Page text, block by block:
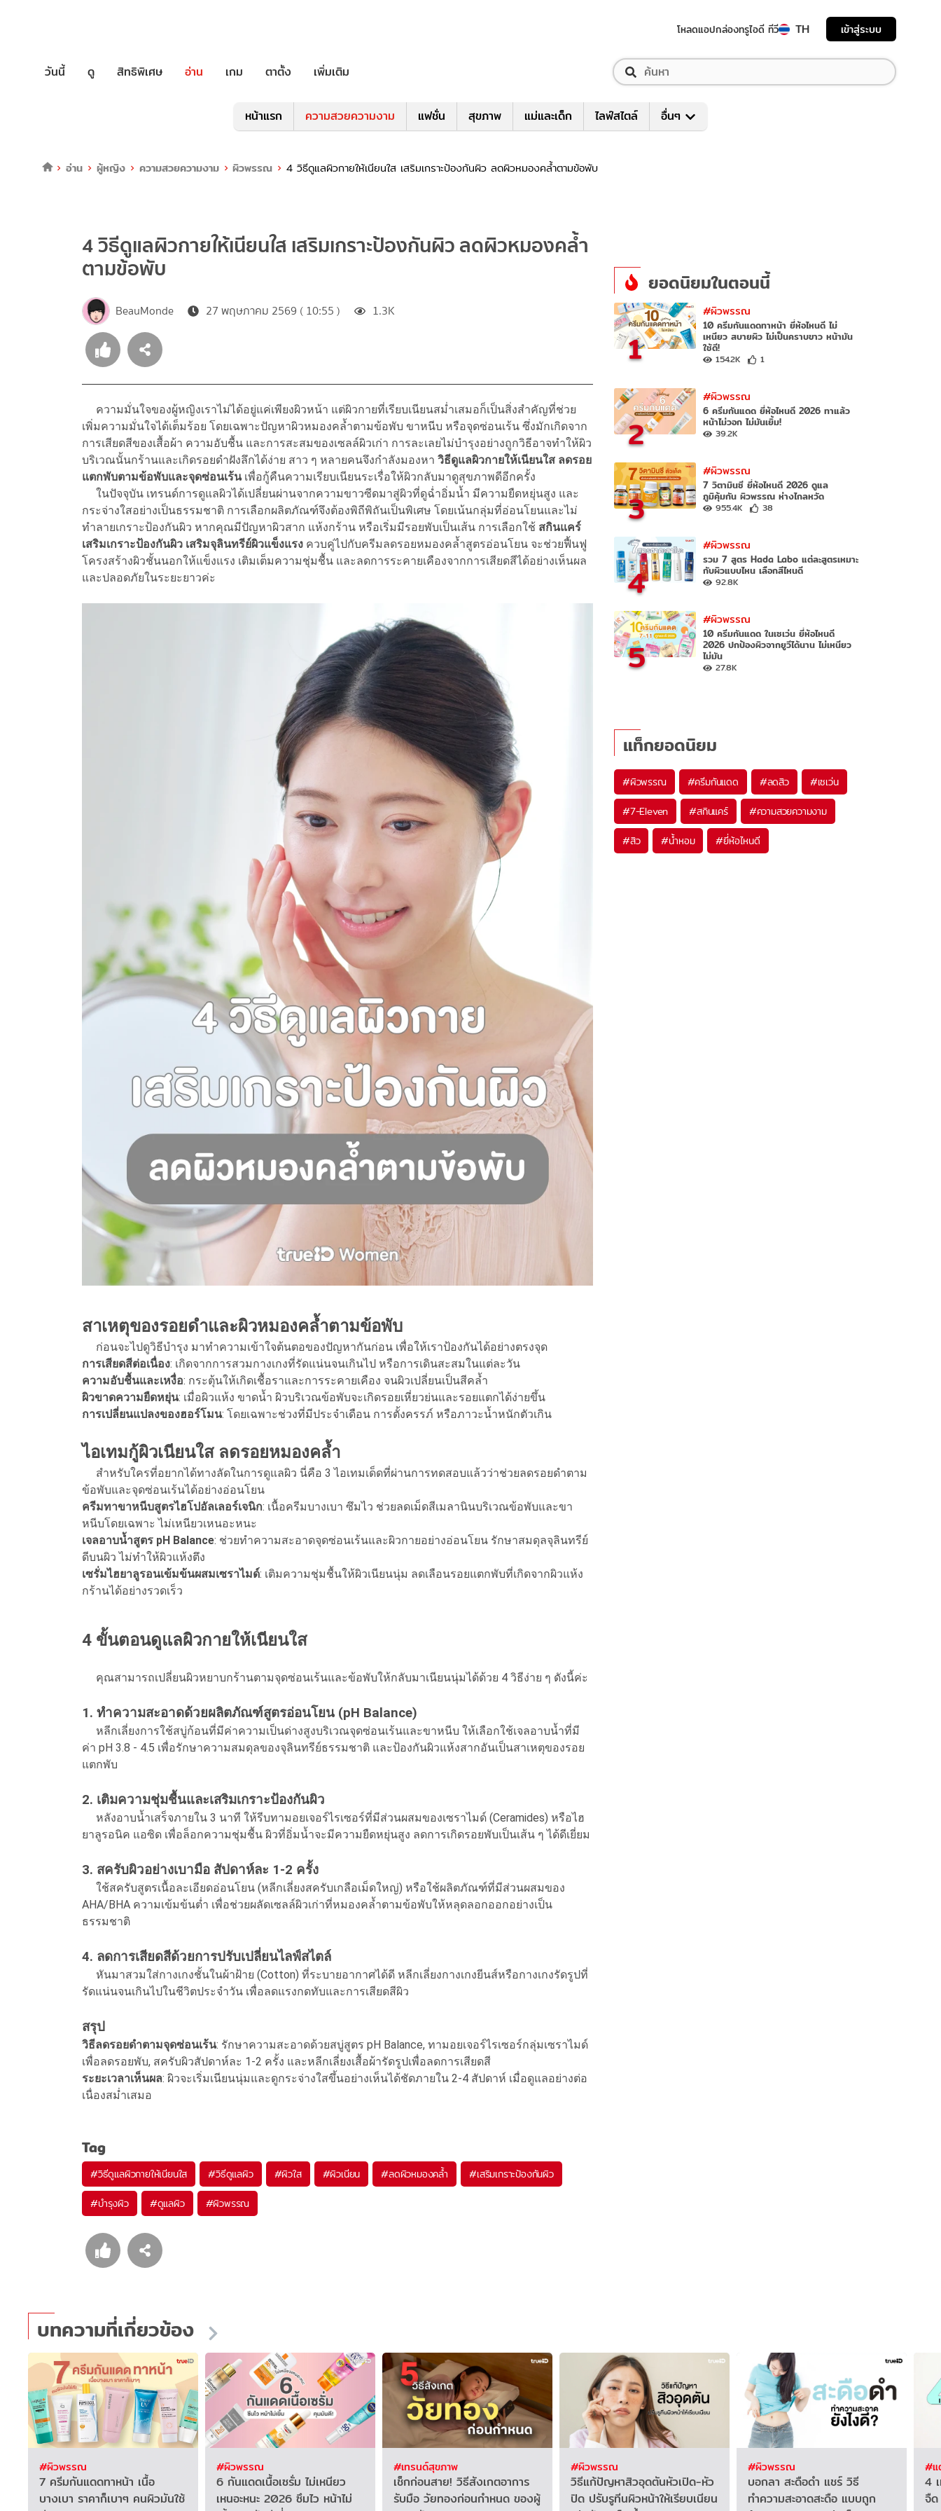
โหลดแอปกล่องทรูไอดี ทีวี TH เข้าสู่ระบบ
วันนี้ ดู สิทธิพิเศษ อ่าน เกม ตาตั้ง เพิ่มเติม
หน้าแรก ความสวยความงาม แฟชั่น สุขภาพ แม่และเด็ก ไลฟ์สไตล์ อื่นๆ
อ่าน ผู้หญิง ความสวยความงาม ผิวพรรณ 4 วิธีดูแลผิวกายให้เนียนใส เสริมเกราะป้องกันผิว ลดผิวหมองคล้ำตามข้อพับ
4 วิธีดูแลผิวกายให้เนียนใส เสริมเกราะป้องกันผิว ลดผิวหมองคล้ำ
ตามข้อพับ
BeauMonde 27 พฤษภาคม 2569 ( 10:55 ) 1.3K
ความมั่นใจของผู้หญิงเราไม่ได้อยู่แค่เพียงผิวหน้า แต่ผิวกายที่เรียบเนียนสม่ำเสมอก็เป็นสิ่งสำคัญที่ช่วย
เพิ่มความมั่นใจได้เต็มร้อย โดยเฉพาะปัญหาผิวหมองคล้ำตามข้อพับ ขาหนีบ หรือจุดซ่อนเร้น ซึ่งมักเกิดจาก
การเสียดสีของเสื้อผ้า ความอับชื้น และการสะสมของเซลล์ผิวเก่า การละเลยไม่บำรุงอย่างถูกวิธีอาจทำให้ผิว
บริเวณนั้นกร้านและเกิดรอยดำฝังลึกได้ง่าย สาว ๆ หลายคนจึงกำลังมองหา วิธีดูแลผิวกายให้เนียนใส ลดรอย
แตกพับตามข้อพับและจุดซ่อนเร้นเพื่อกู้คืนความเรียบเนียนระเรื่อให้ผิวกลับมาดูสุขภาพดีอีกครั้ง
ในปัจจุบัน เทรนด์การดูแลผิวได้เปลี่ยนผ่านจากความขาวซีดมาสู่ผิวที่ดูฉ่ำอิ่มน้ำ มีความยืดหยุ่นสูง และ
กระจ่างใสอย่างเป็นธรรมชาติ การเลือกผลิตภัณฑ์จึงต้องพิถีพิถันเป็นพิเศษ โดยเน้นกลุ่มที่อ่อนโยนและไม่
ทำลายเกราะป้องกันผิว หากคุณมีปัญหาผิวสาก แห้งกร้าน หรือเริ่มมีรอยพับเป็นเส้น การเลือกใช้ สกินแคร์
เสริมเกราะป้องกันผิว เสริมจุลินทรีย์ผิวแข็งแรง ควบคู่ไปกับครีมลดรอยหมองคล้ำสูตรอ่อนโยน จะช่วยฟื้นฟู
โครงสร้างผิวชั้นนอกให้แข็งแรง เติมเต็มความชุ่มชื้น และลดการระคายเคืองจากการเสียดสีได้อย่างเห็นผล
และปลอดภัยในระยะยาวค่ะ
สาเหตุของรอยดำและผิวหมองคล้ำตามข้อพับ
ก่อนจะไปดูวิธีบำรุง มาทำความเข้าใจต้นตอของปัญหากันก่อน เพื่อให้เราป้องกันได้อย่างตรงจุด
การเสียดสีต่อเนื่อง: เกิดจากการสวมกางเกงที่รัดแน่นจนเกินไป หรือการเดินสะสมในแต่ละวัน
ความอับชื้นและเหงื่อ: กระตุ้นให้เกิดเชื้อราและการระคายเคือง จนผิวเปลี่ยนเป็นสีคล้ำ
ผิวขาดความยืดหยุ่น: เมื่อผิวแห้ง ขาดน้ำ ผิวบริเวณข้อพับจะเกิดรอยเหี่ยวย่นและรอยแตกได้ง่ายขึ้น
การเปลี่ยนแปลงของฮอร์โมน: โดยเฉพาะช่วงที่มีประจำเดือน การตั้งครรภ์ หรือภาวะน้ำหนักตัวเกิน
ไอเทมกู้ผิวเนียนใส ลดรอยหมองคล้ำ
สำหรับใครที่อยากได้ทางลัดในการดูแลผิว นี่คือ 3 ไอเทมเด็ดที่ผ่านการทดสอบแล้วว่าช่วยลดรอยดำตาม
ข้อพับและจุดซ่อนเร้นได้อย่างอ่อนโยน
ครีมทาขาหนีบสูตรไฮโปอัลเลอร์เจนิก: เนื้อครีมบางเบา ซึมไว ช่วยลดเม็ดสีเมลานินบริเวณข้อพับและขา
หนีบโดยเฉพาะ ไม่เหนียวเหนอะหนะ
เจลอาบน้ำสูตร pH Balance: ช่วยทำความสะอาดจุดซ่อนเร้นและผิวกายอย่างอ่อนโยน รักษาสมดุลจุลินทรีย์
ดีบนผิว ไม่ทำให้ผิวแห้งตึง
เซรั่มไฮยาลูรอนเข้มข้นผสมเซราไมด์: เติมความชุ่มชื้นให้ผิวเนียนนุ่ม ลดเลือนรอยแตกพับที่เกิดจากผิวแห้ง
กร้านได้อย่างรวดเร็ว
4 ขั้นตอนดูแลผิวกายให้เนียนใส
คุณสามารถเปลี่ยนผิวหยาบกร้านตามจุดซ่อนเร้นและข้อพับให้กลับมาเนียนนุ่มได้ด้วย 4 วิธีง่าย ๆ ดังนี้ค่ะ
1. ทำความสะอาดด้วยผลิตภัณฑ์สูตรอ่อนโยน (pH Balance)
หลีกเลี่ยงการใช้สบู่ก้อนที่มีค่าความเป็นด่างสูงบริเวณจุดซ่อนเร้นและขาหนีบ ให้เลือกใช้เจลอาบน้ำที่มี
ค่า pH 3.8 - 4.5 เพื่อรักษาความสมดุลของจุลินทรีย์ธรรมชาติ และป้องกันผิวแห้งสากอันเป็นสาเหตุของรอย
แตกพับ
2. เติมความชุ่มชื้นและเสริมเกราะป้องกันผิว
หลังอาบน้ำเสร็จภายใน 3 นาที ให้รีบทามอยเจอร์ไรเซอร์ที่มีส่วนผสมของเซราไมด์ (Ceramides) หรือไฮ
ยาลูรอนิค แอซิด เพื่อล็อกความชุ่มชื้น ผิวที่อิ่มน้ำจะมีความยืดหยุ่นสูง ลดการเกิดรอยพับเป็นเส้น ๆ ได้ดีเยี่ยม
3. สครับผิวอย่างเบามือ สัปดาห์ละ 1-2 ครั้ง
ใช้สครับสูตรเนื้อละเอียดอ่อนโยน (หลีกเลี่ยงสครับเกลือเม็ดใหญ่) หรือใช้ผลิตภัณฑ์ที่มีส่วนผสมของ
AHA/BHA ความเข้มข้นต่ำ เพื่อช่วยผลัดเซลล์ผิวเก่าที่หมองคล้ำตามข้อพับให้หลุดลอกออกอย่างเป็น
ธรรมชาติ
4. ลดการเสียดสีด้วยการปรับเปลี่ยนไลฟ์สไตล์
หันมาสวมใส่กางเกงชั้นในผ้าฝ้าย (Cotton) ที่ระบายอากาศได้ดี หลีกเลี่ยงกางเกงยีนส์หรือกางเกงรัดรูปที่
รัดแน่นจนเกินไปในชีวิตประจำวัน เพื่อลดแรงกดทับและการเสียดสีผิว
สรุป
วิธีลดรอยดำตามจุดซ่อนเร้น: รักษาความสะอาดด้วยสบู่สูตร pH Balance, ทามอยเจอร์ไรเซอร์กลุ่มเซราไมด์
เพื่อลดรอยพับ, สครับผิวสัปดาห์ละ 1-2 ครั้ง และหลีกเลี่ยงเสื้อผ้ารัดรูปเพื่อลดการเสียดสี
ระยะเวลาเห็นผล: ผิวจะเริ่มเนียนนุ่มและดูกระจ่างใสขึ้นอย่างเห็นได้ชัดภายใน 2-4 สัปดาห์ เมื่อดูแลอย่างต่อ
เนื่องสม่ำเสมอ
Tag
#วิธีดูแลผิวกายให้เนียนใส #วิธีดูแลผิว #ผิวใส #ผิวเนียน #ลดผิวหมองคล้ำ #เสริมเกราะป้องกันผิว
#บำรุงผิว #ดูแลผิว #ผิวพรรณ
ยอดนิยมในตอนนี้
1
#ผิวพรรณ
10 ครีมกันแดดทาหน้า ยี่ห้อไหนดี ไม่
เหนียว สบายผิว ไม่เป็นคราบขาว หน้ามัน
ใช้ดี!
154.2K 1
2
#ผิวพรรณ
6 ครีมกันแดด ยี่ห้อไหนดี 2026 ทาแล้ว
หน้าไม่วอก ไม่มันเยิ้ม!
39.2K
3
#ผิวพรรณ
7 วิตามินซี ยี่ห้อไหนดี 2026 ดูแล
ภูมิคุ้มกัน ผิวพรรณ ห่างไกลหวัด
955.4K 38
4
#ผิวพรรณ
รวม 7 สูตร Hada Labo แต่ละสูตรเหมาะ
กับผิวแบบไหน เลือกสีไหนดี
92.8K
5
#ผิวพรรณ
10 ครีมกันแดด ในเซเว่น ยี่ห้อไหนดี
2026 ปกป้องผิวจากยูวีได้นาน ไม่เหนียว
ไม่มัน
27.8K
แท็กยอดนิยม
#ผิวพรรณ #ครีมกันแดด #ลดสิว #เซเว่น
#7-Eleven #สกินแคร์ #ความสวยความงาม
#สิว #น้ำหอม #ยี่ห้อไหนดี
บทความที่เกี่ยวข้อง
#ผิวพรรณ
7 ครีมกันแดดทาหน้า เนื้อ
บางเบา ราคาก็เบาๆ คนผิวมันใช้
#ผิวพรรณ
6 กันแดดเนื้อเซรั่ม ไม่เหนียว
เหนอะหนะ 2026 ซึมไว หน้าไม่
#เทรนด์สุขภาพ
เช็กก่อนสาย! วิธีสังเกตอาการ
รับมือ วัยทองก่อนกำหนด ของผู้
#ผิวพรรณ
วิธีแก้ปัญหาสิวอุดตันหัวเปิด-หัว
ปิด ปรับรูทีนผิวหน้าให้เรียบเนียน
#ผิวพรรณ
บอกลา สะดือดำ แชร์ วิธี
ทำความสะอาดสะดือ แบบถูก
#แ
4
จื